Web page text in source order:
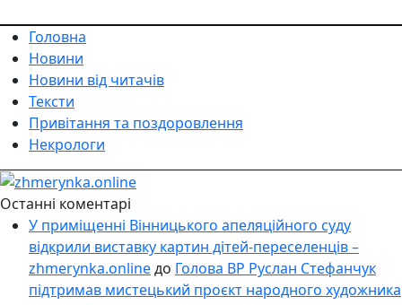
Головна
Новини
Новини від читачів
Тексти
Привітання та поздоровлення
Некрологи
Останні коментарі
У приміщенні Вінницького апеляційного суду
відкрили виставку картин дітей-переселенців –
zhmerynka.onlineдо Голова ВР Руслан Стефанчук
підтримав мистецький проєкт народного художника